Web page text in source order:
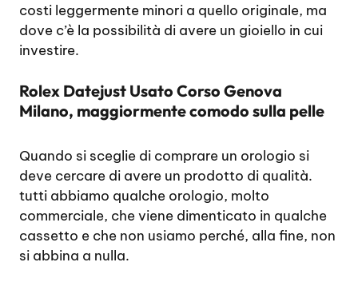
costi leggermente minori a quello originale, ma
dove c’è la possibilità di avere un gioiello in cui
investire.
Rolex Datejust Usato Corso Genova
Milano, maggiormente comodo sulla pelle
Quando si sceglie di comprare un orologio si
deve cercare di avere un prodotto di qualità.
tutti abbiamo qualche orologio, molto
commerciale, che viene dimenticato in qualche
cassetto e che non usiamo perché, alla fine, non
si abbina a nulla.